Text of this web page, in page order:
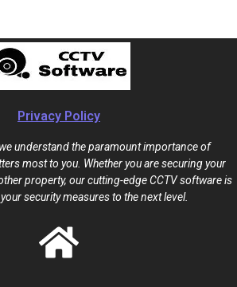
Privacy Policy
understand the paramount importance of
most to you. Whether you are securing your
property, our cutting-edge CCTV software is
security measures to the next level.